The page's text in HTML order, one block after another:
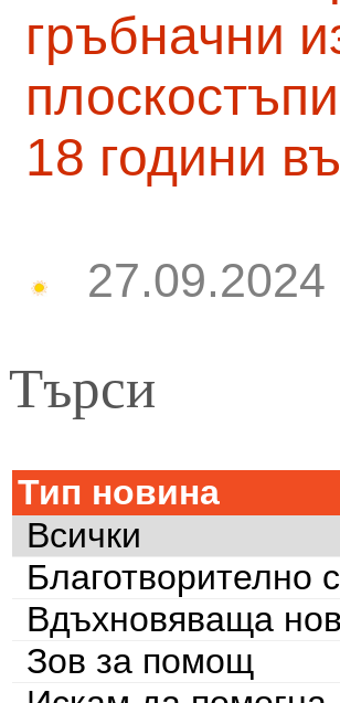
гръбначни
18 години
27.09.2024
Търси
Тип новина
Всички
Благотворително
Вдъхновяваща
Зов за помощ